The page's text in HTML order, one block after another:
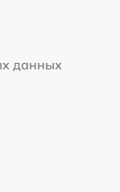
данных